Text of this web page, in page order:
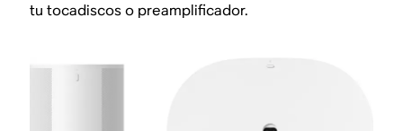
tu tocadiscos o preamplificador.